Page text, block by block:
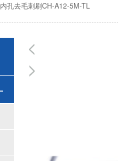
内孔去毛刺刷CH-A12-5M-TL